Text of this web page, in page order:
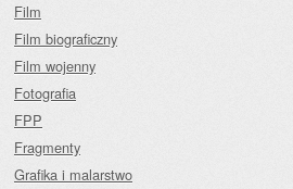
Film
Film biograficzny
Film wojenny
Fotografia
FPP
Fragmenty
Grafika i malarstwo